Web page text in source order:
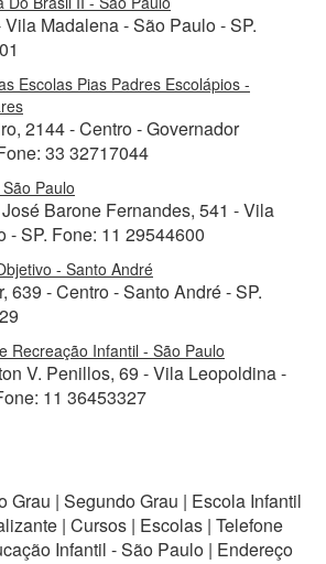
Madalena - São Paulo - SP.
Escolas Pias Padres Escolápios -
2144 - Centro - Governador
33 32717044
Paulo
Barone Fernandes, 541 - Vila
- SP. Fone: 11 29544600
- Santo André
639 - Centro - Santo André - SP.
Recreação Infantil - São Paulo
V. Penillos, 69 - Vila Leopoldina -
11 36453327
Grau | Segundo Grau | Escola Infantil
| Cursos | Escolas | Telefone
Infantil - São Paulo | Endereço